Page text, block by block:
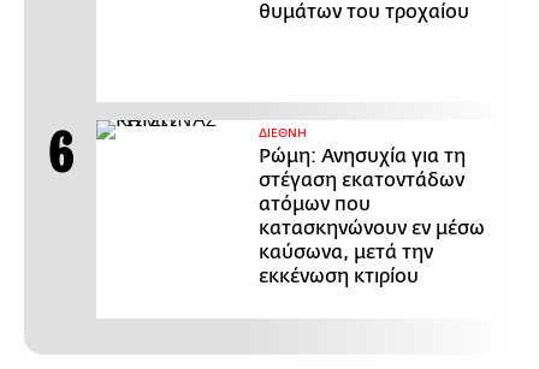
θυμάτων του τροχαίου
ΔΙΕΘΝΗ
Ρώμη: Ανησυχία για τη
στέγαση εκατοντάδων
ατόμων που
κατασκηνώνουν εν μέσω
καύσωνα, μετά την
εκκένωση κτιρίου